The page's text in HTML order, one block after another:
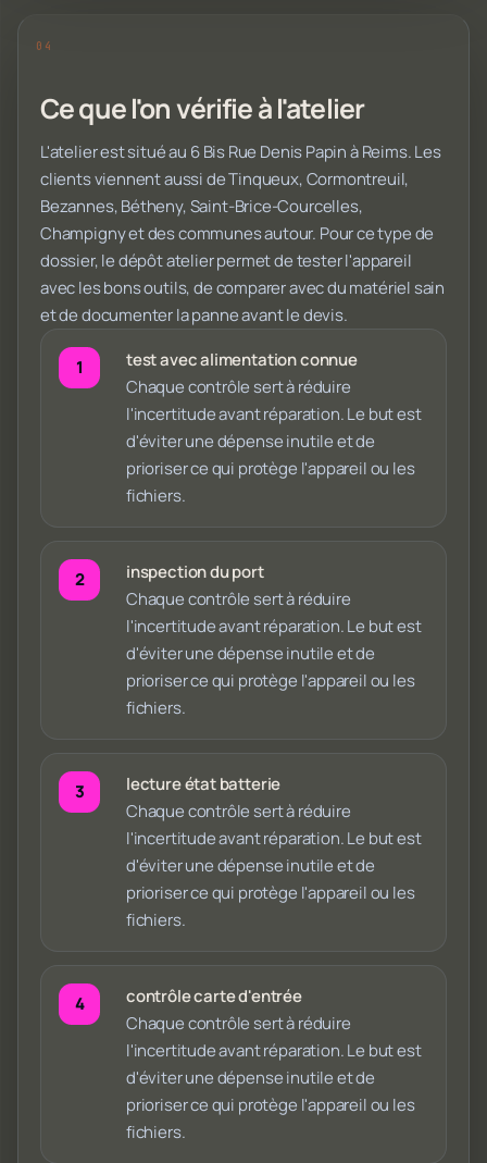
Ce que l'on vérifie à l'atelier
L'atelier est situé au 6 Bis Rue Denis Papin à Reims. Les
clients viennent aussi de Tinqueux, Cormontreuil,
Bezannes, Bétheny, Saint-Brice-Courcelles,
Champigny et des communes autour. Pour ce type de
dossier, le dépôt atelier permet de tester l'appareil
avec les bons outils, de comparer avec du matériel sain
et de documenter la panne avant le devis.
test avec alimentation connue
Chaque contrôle sert à réduire
l'incertitude avant réparation. Le but est
d'éviter une dépense inutile et de
prioriser ce qui protège l'appareil ou les
fichiers.
inspection du port
Chaque contrôle sert à réduire
l'incertitude avant réparation. Le but est
d'éviter une dépense inutile et de
prioriser ce qui protège l'appareil ou les
fichiers.
lecture état batterie
Chaque contrôle sert à réduire
l'incertitude avant réparation. Le but est
d'éviter une dépense inutile et de
prioriser ce qui protège l'appareil ou les
fichiers.
contrôle carte d'entrée
Chaque contrôle sert à réduire
l'incertitude avant réparation. Le but est
d'éviter une dépense inutile et de
prioriser ce qui protège l'appareil ou les
fichiers.